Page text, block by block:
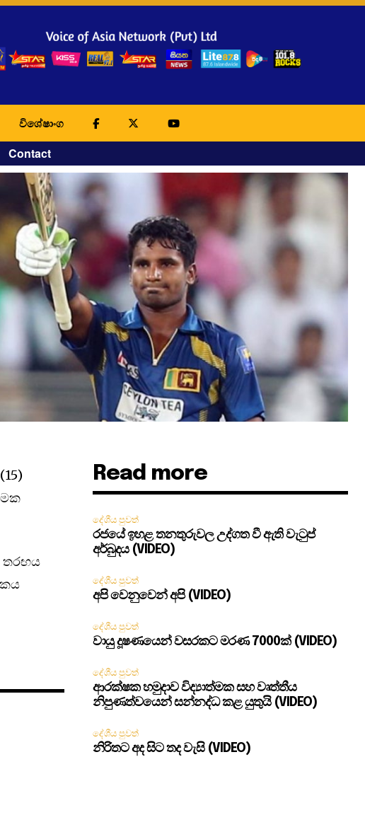
විශේෂාංග
Contact
තරඟය
Read more
දේශීය පුවත්
රජයේ ඉහළ තනතුරුවල උද්ගත වී ඇති වැටුප්
අර්බුදය (VIDEO)
දේශීය පුවත්
අපි වෙනුවෙන් අපි (VIDEO)
දේශීය පුවත්
වායු දූෂණයෙන් වසරකට මරණ 7000ක් (VIDEO)
දේශීය පුවත්
ආරක්ෂක හමුදාව විද්‍යාත්මක සහ වෘත්තීය
නිපුණත්වයෙන් සන්නද්ධ කළ යුතුයි (VIDEO)
දේශීය පුවත්
නිරිතට අද සිට තද වැසි (VIDEO)